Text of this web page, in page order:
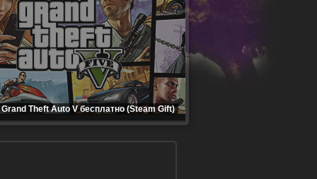
Grand Theft Auto V бесплатно (Steam Gift)